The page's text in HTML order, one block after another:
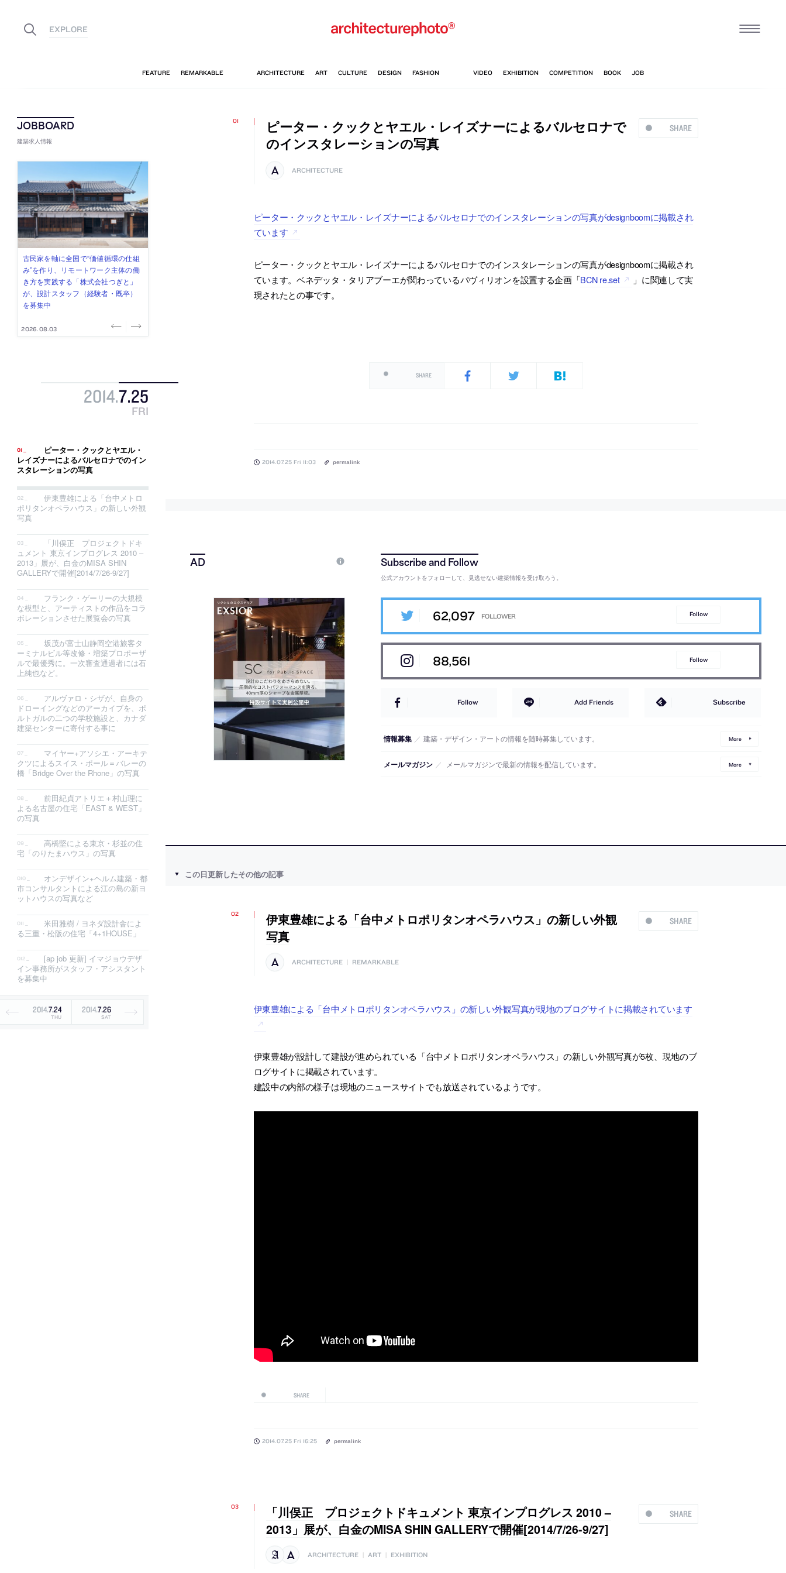
建築求人情報
古民家を軸に全国で“価値循環の仕組
み”を作り、リモートワーク主体の働
き方を実践する「株式会社つぎと」
が、設計スタッフ（経験者・既卒）
を募集中
2026.08.03
リノベる株式会社が、設計パートナ
ー (業務委託) を募集中
2026.08.03
社会への影響力のある建築を手掛
け、スタッフ同士で助け合う環境づ
くりも行う「E.A.S.T.architects」
が、設計スタッフ（経験者・既卒・
2027年新卒）を募集中
2026.07.31
代官山を拠点に活動する「梅澤竜也 /
ALA INC.」が、設計スタッフ・アル
バイト・事務職を募集中
2026.07.30
住宅や共同住宅などを手掛け、“合理
的でシンプルなデザイン”を志向する
「PANDA：山本浩三建築設計事務
所」が、設計スタッフ（経験者・既
卒・2027年新卒）を募集中
2026.07.29
2014.7.25
FRI
ピーター・クックとヤエル・
レイズナーによるバルセロナでのイン
スタレーションの写真
伊東豊雄による「台中メトロ
ポリタンオペラハウス」の新しい外観
写真
「川俣正 プロジェクトドキ
ュメント 東京インプログレス 2010 –
2013」展が、白金のMISA SHIN
GALLERYで開催[2014/7/26-9/27]
フランク・ゲーリーの大規模
な模型と、アーティストの作品をコラ
ボレーションさせた展覧会の写真
坂茂が富士山静岡空港旅客タ
ーミナルビル等改修・増築プロポーザ
ルで最優秀に。一次審査通過者には石
上純也など。
アルヴァロ・シザが、自身の
ドローイングなどのアーカイブを、ポ
ルトガルの二つの学校施設と、カナダ
建築センターに寄付する事に
マイヤー+アソシエ・アーキテ
クツによるスイス・ポール＝バレーの
橋「Bridge Over the Rhone」の写真
前田紀貞アトリエ＋村山理に
よる名古屋の住宅「EAST & WEST」
の写真
高橋堅による東京・杉並の住
宅「のりたまハウス」の写真
オンデザイン+ヘルム建築・都
市コンサルタントによる江の島の新ヨ
ットハウスの写真など
米田雅樹 / ヨネダ設計舎によ
る三重・松阪の住宅「4+1HOUSE」
[ap job 更新] イマジョウデザ
イン事務所がスタッフ・アシスタント
を募集中
2014.7.24
THU
2014.7.26
SAT
SHARE
ピーター・クックとヤエル・レイズナーによるバルセロナで
のインスタレーションの写真
ARCHITECTURE
ピーター・クックとヤエル・レイズナーによるバルセロナでのインスタレーションの写真がdesignboomに掲載され
ています
ピーター・クックとヤエル・レイズナーによるバルセロナでのインスタレーションの写真がdesignboomに掲載され
ています。ベネデッタ・タリアブーエが関わっているパヴィリオンを設置する企画「BCN re.set
」に関連して実
現されたとの事です。
SHARE
2014.07.25 Fri 11:03 permalink
公式アカウントをフォローして、見逃せない建築情報を受け取ろう。
62,097 Follow
88,561 Follow
Follow Add Friends Subscribe
情報募集 ／ 建築・デザイン・アートの情報を随時募集しています。 More
メールマガジン ／ メールマガジンで最新の情報を配信しています。 More
この日更新したその他の記事
SHARE
伊東豊雄による「台中メトロポリタンオペラハウス」の新しい外観
写真
ARCHITECTURE REMARKABLE
伊東豊雄による「台中メトロポリタンオペラハウス」の新しい外観写真が現地のブログサイトに掲載されています
伊東豊雄が設計して建設が進められている「台中メトロポリタンオペラハウス」の新しい外観写真が5枚、現地のブ
ログサイトに掲載されています。
建設中の内部の様子は現地のニュースサイトでも放送されているようです。
SHARE
2014.07.25 Fri 16:25 permalink
SHARE
「川俣正 プロジェクトドキュメント 東京インプログレス 2010 –
2013」展が、白金のMISA SHIN GALLERYで開催[2014/7/26-9/27]
ARCHITECTURE | ART | EXHIBITION